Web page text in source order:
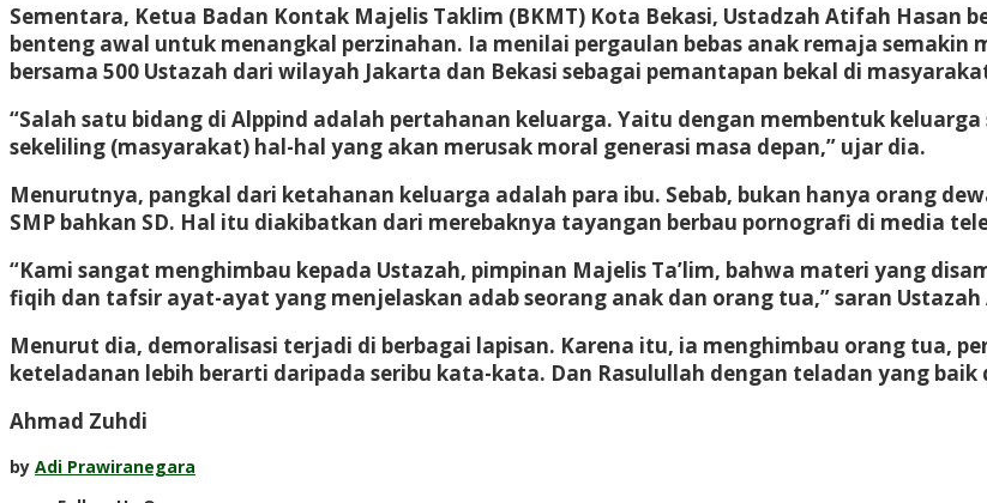
Sementara, Ketua Badan Kontak Majelis Taklim (BKMT) Kota Bekasi, Ustadzah Atifah Hasan
benteng awal untuk menangkal perzinahan. Ia menilai pergaulan bebas anak remaja
bersama 500 Ustazah dari wilayah Jakarta dan Bekasi sebagai pemantapan bekal di
“Salah satu bidang di Alppind adalah pertahanan keluarga. Yaitu dengan membentuk
sekeliling (masyarakat) hal-hal yang akan merusak moral generasi masa depan,” ujar dia.
Menurutnya, pangkal dari ketahanan keluarga adalah para ibu. Sebab, bukan hanya orang
SMP bahkan SD. Hal itu diakibatkan dari merebaknya tayangan berbau pornografi di media
“Kami sangat menghimbau kepada Ustazah, pimpinan Majelis Ta’lim, bahwa materi yang
fiqih dan tafsir ayat-ayat yang menjelaskan adab seorang anak dan orang tua,” saran
Menurut dia, demoralisasi terjadi di berbagai lapisan. Karena itu, ia menghimbau orang tua,
keteladanan lebih berarti daripada seribu kata-kata. Dan Rasulullah dengan teladan yang
Ahmad Zuhdi
by Adi Prawiranegara